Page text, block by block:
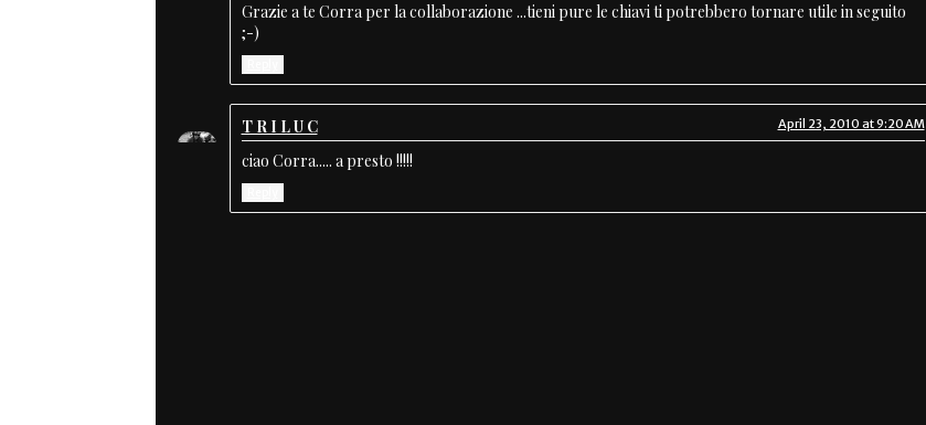
Grazie a te Corra per la collaborazione ...tieni pure le chiavi ti potrebbero tornare utile in seguito
;-)
T R I L U C April 23, 2010 at 9:20 AM
ciao Corra..... a presto !!!!!